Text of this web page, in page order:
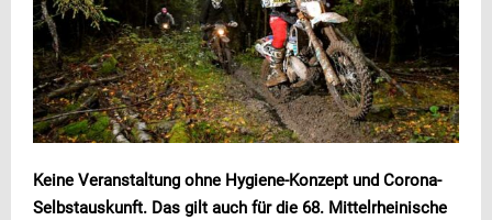
Keine Veranstaltung ohne Hygiene-Konzept und Corona-
Selbstauskunft. Das gilt auch für die 68. Mittelrheinische